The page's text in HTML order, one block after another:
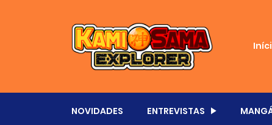
NOVIDADES ENTREVISTAS